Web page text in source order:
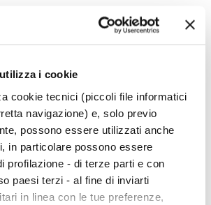
i cookie
cookie tecnici (piccoli file informatici
navigazione) e, solo previo
possono essere utilizzati anche
in particolare possono essere
profilazione - di terze parti e con
paesi terzi - al fine di inviarti
in linea con le tue preferenze,